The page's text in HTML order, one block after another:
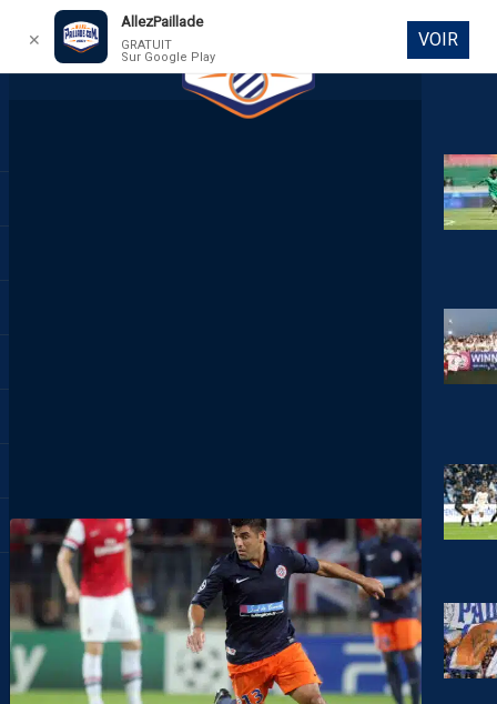
DIRECT
✕
AllezPaillade
GRATUIT
Sur Google Play
VOIR